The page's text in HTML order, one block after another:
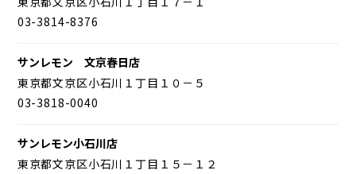
03-3814-8376
サンレモン 文京春日店
東京都文京区小石川１丁目１０－５
03-3818-0040
サンレモン小石川店
東京都文京区小石川１丁目１５－１２